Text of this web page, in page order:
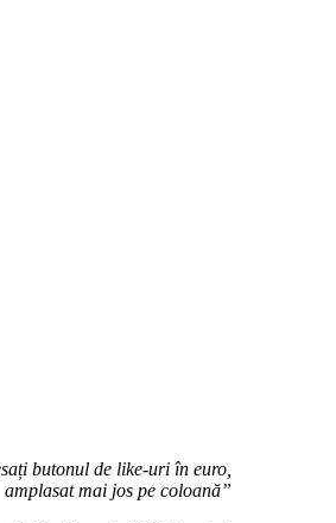
butonul de like-uri în euro,
amplasat mai jos pe coloană”